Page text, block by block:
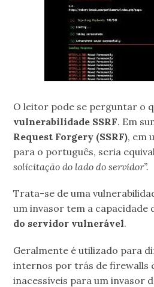
O leitor pode se perguntar o
vulnerabilidade SSRF. Em
Request Forgery (SSRF), em
para o português, seria
solicitação do lado do servidor”.
Trata-se de uma
um invasor tem a capacidade
do servidor vulnerável.
Geralmente é utilizado para
internos por trás de firewalls
inacessíveis para um invasor